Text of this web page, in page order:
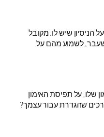
הניסיון שיש לו. מקובל
לשמוע מהם על
שלו, על תפיסת האימון
שהגדרת עבור עצמך?